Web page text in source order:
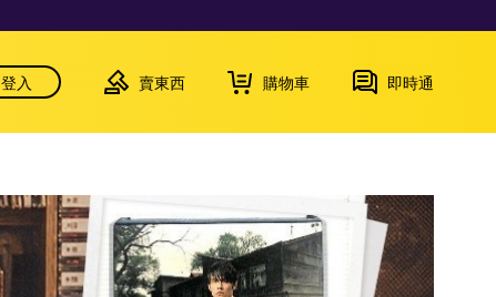
登入 賣東西 購物車 即時通